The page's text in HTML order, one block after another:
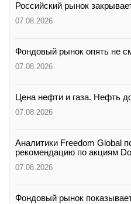
Российский рынок
07.08.2026
Фондовый рынок опять не
07.08.2026
Цена нефти и газа. Нефть
07.08.2026
Аналитики Freedom Global
рекомендацию по акциям
07.08.2026
Фондовый рынок